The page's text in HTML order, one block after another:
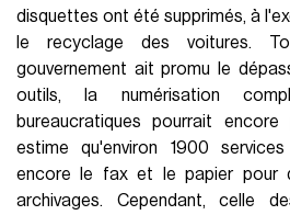
disquettes ont été supprimés, à
le recyclage des voitures.
gouvernement ait promu le
outils, la numérisation
bureaucratiques pourrait
estime qu'environ 1900
encore le fax et le papier pour
archivages. Cependant, celle